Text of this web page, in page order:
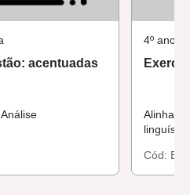
acentuadas
4º ano •
Cód: